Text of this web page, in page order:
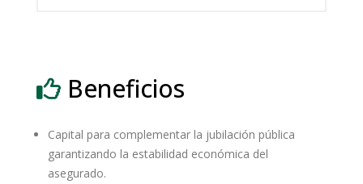
Beneficios
Capital para complementar la jubilación pública
garantizando la estabilidad económica del
asegurado.